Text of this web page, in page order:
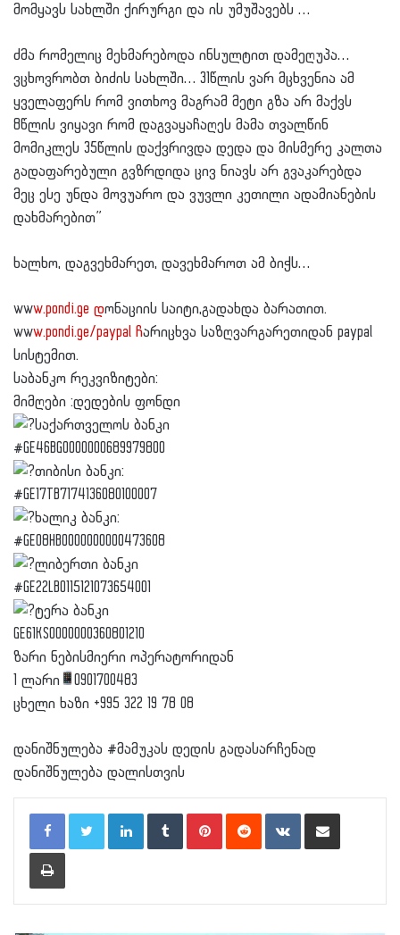
მომყავს სახლში ქირურგი და ის უმუშავებს …
ძმა რომელიც მეხმარებოდა ინსულტით დამეღუპა…
ვცხოვრობთ ბიძის სახლში… 31წლის ვარ მცხვენია ამ
ყველაფერს რომ ვითხოვ მაგრამ მეტი გზა არ მაქვს
8წლის ვიყავი რომ დაგვაყაჩაღეს მამა თვალწინ
მომიკლეს 35წლის დაქვრივდა დედა და მისმერე კალთა
გადაფარებული გვზრდიდა ცივ ნიავს არ გვაკარებდა
მეც ესე უნდა მოვუარო და ვუვლი კეთილი ადამიანების
დახმარებით”
ხალხო, დაგვეხმარეთ, დავეხმაროთ ამ ბიჭს…
www.pondi.ge დონაციის საიტი,გადახდა ბარათით.
www.pondi.ge/paypal ჩარიცხვა საზღვარგარეთიდან paypal
სისტემით.
საბანკო რეკვიზიტები:
მიმღები :დედების ფონდი
საქართველოს ბანკი
#GE46BG0000000689979800
თიბისი ბანკი:
#GE17TB7174136080100007
ხალიკ ბანკი:
#GE08HB0000000000473608
ლიბერთი ბანკი
#GE22LB0115121073654001
ტერა ბანკი
GE61KS0000000360801210
ზარი ნებისმიერი ოპერატორიდან
1 ლარი
0901700483
ცხელი ხაზი +995 322 19 78 08
დანიშნულება #მამუკას დედის გადასარჩენად
დანიშნულება დალისთვის
LinkedInTumblr PinterestReddit VKontakteShare via Email
Print